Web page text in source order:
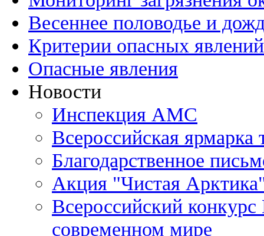
Весеннее половодье и
Критерии опасных явлений
Опасные явления
Новости
Инспекция АМС
Всероссийская ярмарка
Благодарственное
Акция "Чистая
Всероссийский
современном мире